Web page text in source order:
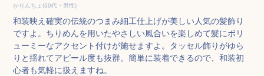
かりんちょ(50代・男性)
和装映え確実の伝統のつまみ細工仕上げが美しい人気の髪飾り
ですよ。ちりめんを用いたやさしい風合いを楽しめて髪にボリ
ューミーなアクセント付けが施せますよ。タッセル飾りがゆら
りと揺れてアピール度も抜群。簡単に装着できるので、和装初
心者も気軽に扱えますね。